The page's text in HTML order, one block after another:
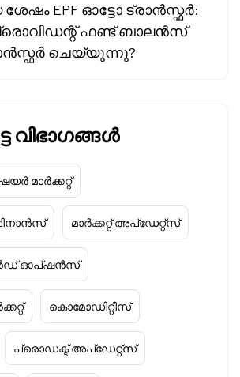
ശേഷം EPF ഓട്ടോ ട്രാൻസ്ഫർ:
ഫണ്ട് ബാലൻസ്
ചെയ്യുന്നു?
വിഭാഗങ്ങൾ
മാർക്കറ്റ്
മാർക്കറ്റ് അപ്‌ഡേറ്റ്സ്
ഓപ്ഷൻസ്
കൊമോഡിറ്റീസ്
പ്രൊഡക്ട് അപ്‌ഡേറ്റ്സ്